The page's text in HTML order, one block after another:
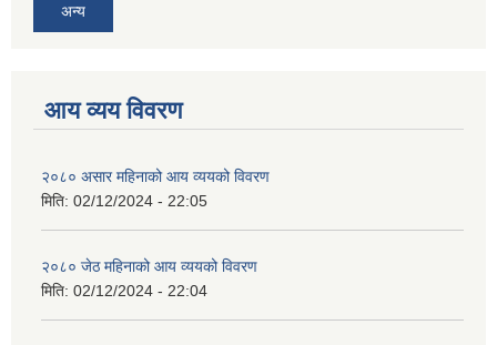
अन्य
आय व्यय विवरण
२०८० असार महिनाको आय व्ययको विवरण
मिति: 02/12/2024 - 22:05
२०८० जेठ महिनाको आय व्ययको विवरण
मिति: 02/12/2024 - 22:04